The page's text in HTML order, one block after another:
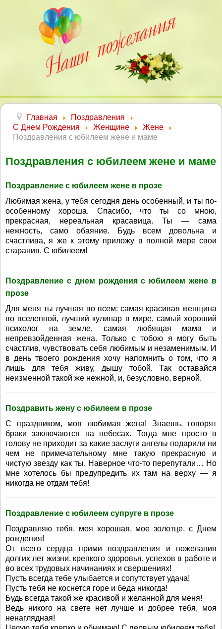
Главная
Поздравления
С Днем Рождения
Женщине
Жене
Поздравления с юбилеем жене и маме
Поздравления с юбилеем жене и маме
Поздравление с юбилеем жене в прозе
Любимая жена, у тебя сегодня день особенный, и ты по-
особенному хороша. Спасибо, что ты со мною,
прекрасная, нереальная красавица. Ты — сама
нежность, само обаяние. Будь всем довольна и
счастлива, я же к этому приложу в полной мере свои
старания. С юбилеем!
Поздравление с днем рождения с юбилеем жене в
прозе
Для меня ты лучшая во всем: самая красивая женщина
во вселенной, лучший кулинар в мире, самый хороший
психолог на земле, самая любящая мама и
непревзойденная жена. Только с тобою я могу быть
счастлив, чувствовать себя любимым и незаменимым. И
в день твоего рождения хочу напомнить о том, что я
лишь для тебя живу, дышу тобой. Так оставайся
неизменной такой же нежной, и, безусловно, верной.
Поздравить жену с юбилеем в прозе
С праздником, моя любимая жена! Знаешь, говорят
браки заключаются на небесах. Тогда мне просто в
голову не приходит за какие заслуги ангелы подарили ни
чем не примечательному мне такую прекрасную и
чистую звезду как ты. Наверное что-то перепутали… Но
мне хотелось бы предупредить их там на верху — я
никогда не отдам тебя!
Поздравление с юбилеем супруге в прозе
Поздравляю тебя, моя хорошая, мое золотце, с Днем
рождения!
От всего сердца прими поздравления и пожелания
долгих лет жизни, крепкого здоровья, успехов в работе и
во всех трудовых начинаниях и свершениях!
Пусть всегда тебе улыбается и сопутствует удача!
Пусть тебя не коснется горе и беда никогда!
Будь всегда такой же красивой и желанной для меня!
Ведь никого на свете нет лучше и добрее тебя, моя
ненаглядная!